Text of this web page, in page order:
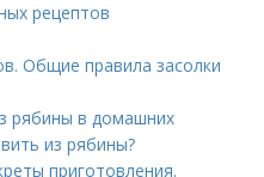
рецептов
Общие правила засолки
рябины в домашних
из рябины?
приготовления.